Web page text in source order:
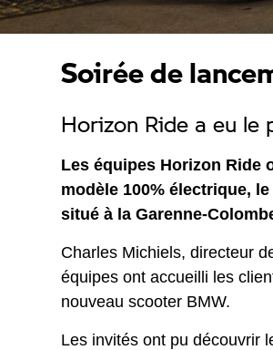
Soirée de
Horizon Ride a eu le
Les équipes Horizon Ride
modèle 100% électrique,
situé à la Garenne-
Charles Michiels, directeur
équipes ont accueilli les
nouveau scooter BMW.
Les invités ont pu découvrir